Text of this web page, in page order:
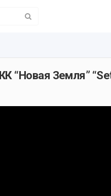
“Новая Земля”